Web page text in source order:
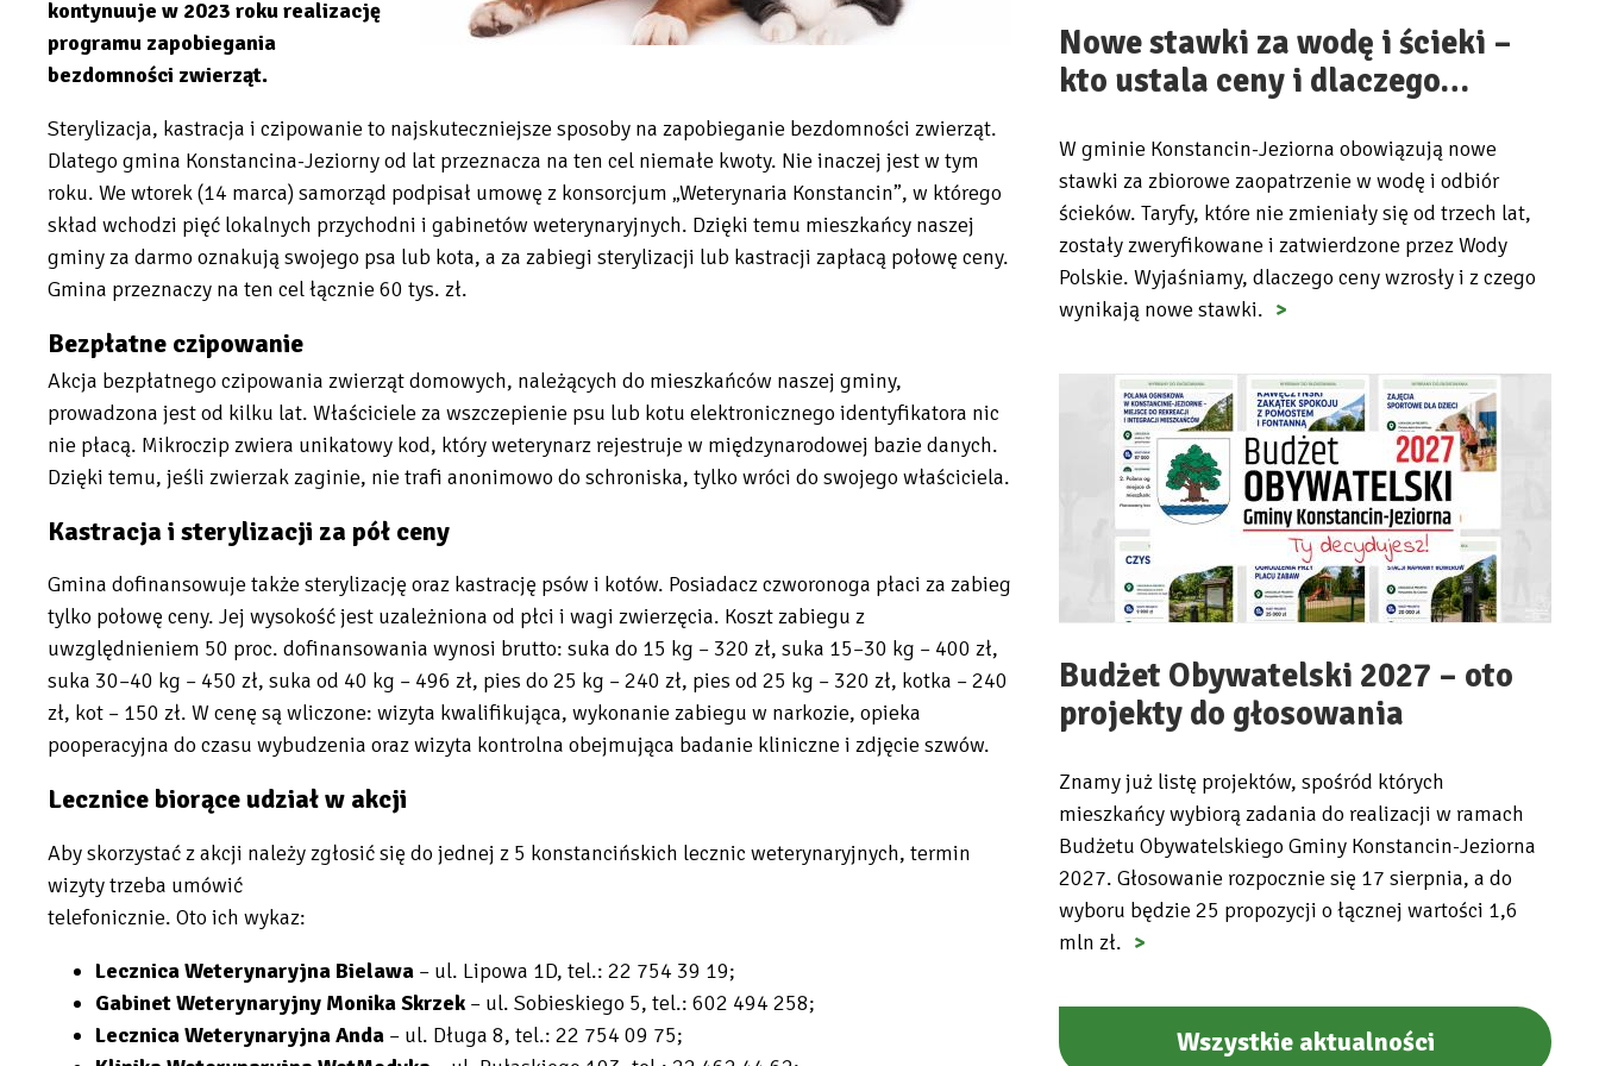
kontynuuje w 2023 roku realizację
programu zapobiegania
bezdomności zwierząt.
Sterylizacja, kastracja i czipowanie to najskuteczniejsze sposoby na zapobieganie bezdomności zwierząt.
Dlatego gmina Konstancina-Jeziorny od lat przeznacza na ten cel niemałe kwoty. Nie inaczej jest w tym
roku. We wtorek (14 marca) samorząd podpisał umowę z konsorcjum „Weterynaria Konstancin”, w którego
skład wchodzi pięć lokalnych przychodni i gabinetów weterynaryjnych. Dzięki temu mieszkańcy naszej
gminy za darmo oznakują swojego psa lub kota, a za zabiegi sterylizacji lub kastracji zapłacą połowę ceny.
Gmina przeznaczy na ten cel łącznie 60 tys. zł.
Bezpłatne czipowanie
Akcja bezpłatnego czipowania zwierząt domowych, należących do mieszkańców naszej gminy,
prowadzona jest od kilku lat. Właściciele za wszczepienie psu lub kotu elektronicznego identyfikatora nic
nie płacą. Mikroczip zwiera unikatowy kod, który weterynarz rejestruje w międzynarodowej bazie danych.
Dzięki temu, jeśli zwierzak zaginie, nie trafi anonimowo do schroniska, tylko wróci do swojego właściciela.
Kastracja i sterylizacji za pół ceny
Gmina dofinansowuje także sterylizację oraz kastrację psów i kotów. Posiadacz czworonoga płaci za zabieg
tylko połowę ceny. Jej wysokość jest uzależniona od płci i wagi zwierzęcia. Koszt zabiegu z
uwzględnieniem 50 proc. dofinansowania wynosi brutto: suka do 15 kg – 320 zł, suka 15–30 kg – 400 zł,
suka 30–40 kg – 450 zł, suka od 40 kg – 496 zł, pies do 25 kg – 240 zł, pies od 25 kg – 320 zł, kotka – 240
zł, kot – 150 zł. W cenę są wliczone: wizyta kwalifikująca, wykonanie zabiegu w narkozie, opieka
pooperacyjna do czasu wybudzenia oraz wizyta kontrolna obejmująca badanie kliniczne i zdjęcie szwów.
Lecznice biorące udział w akcji
Aby skorzystać z akcji należy zgłosić się do jednej z 5 konstancińskich lecznic weterynaryjnych, termin
wizyty trzeba umówić
telefonicznie. Oto ich wykaz:
Lecznica Weterynaryjna Bielawa – ul. Lipowa 1D, tel.: 22 754 39 19;
Gabinet Weterynaryjny Monika Skrzek – ul. Sobieskiego 5, tel.: 602 494 258;
Lecznica Weterynaryjna Anda – ul. Długa 8, tel.: 22 754 09 75;
Nowe stawki za wodę i ścieki –
kto ustala ceny i dlaczego…
W gminie Konstancin-Jeziorna obowiązują nowe
stawki za zbiorowe zaopatrzenie w wodę i odbiór
ścieków. Taryfy, które nie zmieniały się od trzech lat,
zostały zweryfikowane i zatwierdzone przez Wody
Polskie. Wyjaśniamy, dlaczego ceny wzrosły i z czego
wynikają nowe stawki.
Budżet Obywatelski 2027 – oto
projekty do głosowania
Znamy już listę projektów, spośród których
mieszkańcy wybiorą zadania do realizacji w ramach
Budżetu Obywatelskiego Gminy Konstancin-Jeziorna
2027. Głosowanie rozpocznie się 17 sierpnia, a do
wyboru będzie 25 propozycji o łącznej wartości 1,6
mln zł.
Wszystkie aktualności